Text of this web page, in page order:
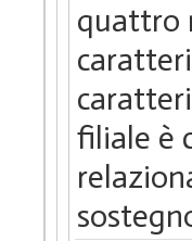
quattro
filiale è